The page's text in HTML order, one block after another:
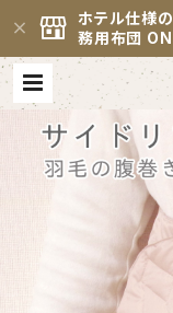
ホテル仕様
務用布団